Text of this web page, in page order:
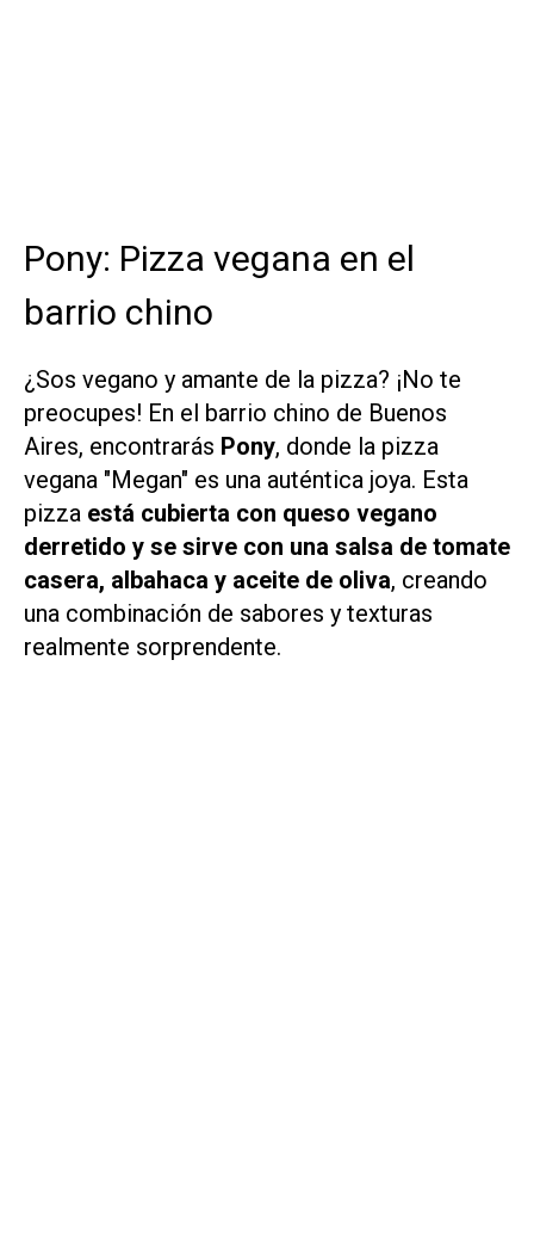
Pony: Pizza vegana en el
barrio chino
¿Sos vegano y amante de la pizza? ¡No te
preocupes! En el barrio chino de Buenos
Aires, encontrarás Pony, donde la pizza
vegana "Megan" es una auténtica joya. Esta
pizza está cubierta con queso vegano
derretido y se sirve con una salsa de tomate
casera, albahaca y aceite de oliva, creando
una combinación de sabores y texturas
realmente sorprendente.